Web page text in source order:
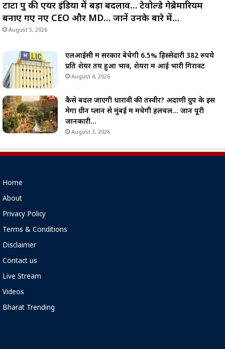
टाटा ग्रुप की एयर इंडिया में बड़ा बदलाव… टेवोल्डे गेब्रेमारियम
बनाए गए नए CEO और MD… जानें उनके बारे में…
August 5, 2026
एलआईसी में सरकार बेचेगी 6.5% हिस्सेदारी 382 रुपये
प्रति शेयर तय हुआ भाव, शेयरों में आई भारी गिरावट
August 4, 2026
कैसे बदल जाएगी धारावी की तस्वीर? अदाणी ग्रुप के इस
मेगा ग्रीन प्लान से मुंबई में मचेगी हलचल… जानें पूरी
जानकारी…
August 3, 2026
Home
About
Privacy Policy
Terms & Conditions
Disclaimer
Contact us
Live Stream
Videos
Bharat Trending